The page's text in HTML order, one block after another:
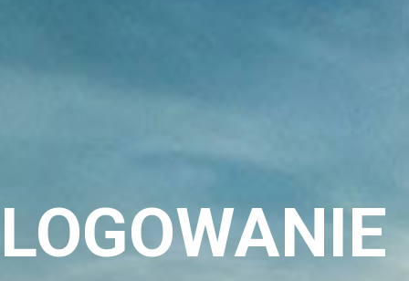
LOGOWANIE